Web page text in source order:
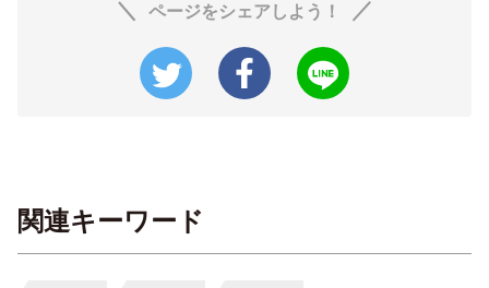
ページをシェアしよう！
関連キーワード